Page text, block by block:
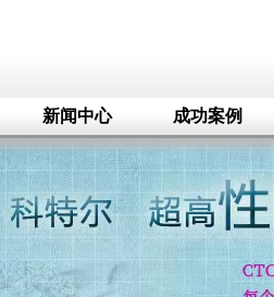
新闻中心 成功案例